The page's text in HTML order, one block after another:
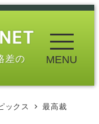
差の MENU
ックス
最高裁